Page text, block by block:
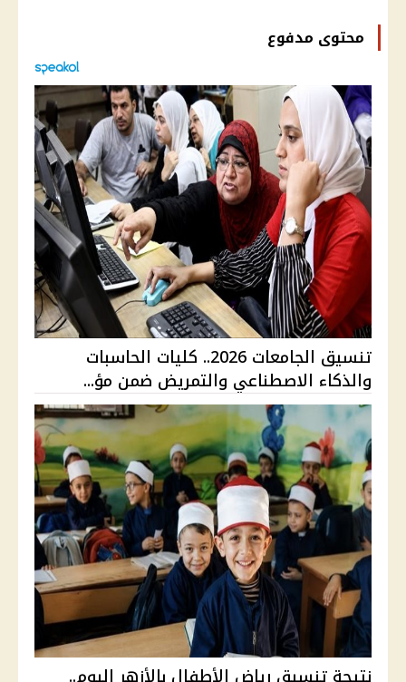
محتوى مدفوع
تنسيق الجامعات 2026.. كليات الحاسبات
والذكاء الاصطناعي والتمريض ضمن مؤ...